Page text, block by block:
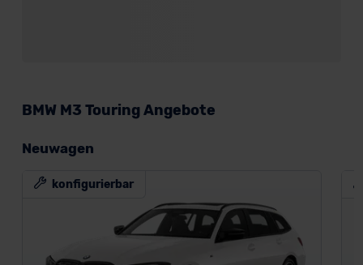
BMW M3 Touring Angebote
Neuwagen
konfigurierbar